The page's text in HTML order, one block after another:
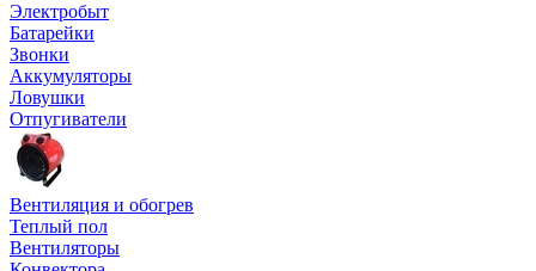
Электробыт
Батарейки
Звонки
Аккумуляторы
Ловушки
Отпугиватели
Вентиляция и обогрев
Теплый пол
Вентиляторы